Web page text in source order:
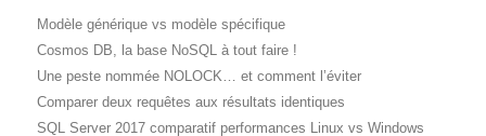
Modèle générique vs modèle spécifique
Cosmos DB, la base NoSQL à tout faire !
Une peste nommée NOLOCK… et comment l’éviter
Comparer deux requêtes aux résultats identiques
SQL Server 2017 comparatif performances Linux vs Windows